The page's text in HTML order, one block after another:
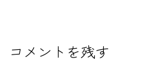
コメントを残す